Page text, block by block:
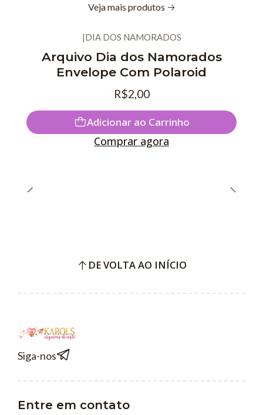
Veja mais produtos
|DIA DOS NAMORADOS
Arquivo Dia dos Namorados
Envelope Com Polaroid
R$2,00
Adicionar ao Carrinho
Comprar agora
DE VOLTA AO INÍCIO
Siga-nos
Entre em contato